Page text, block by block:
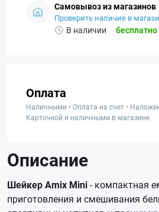
Самовывоз из магазинов
Проверить наличие в
В наличии бесплатно
Оплата
Наличными • Оплата на счет •
Карточкой и наличными в магазине
Описание
Шейкер Amix Mini- компактная
приготовления и смешивания